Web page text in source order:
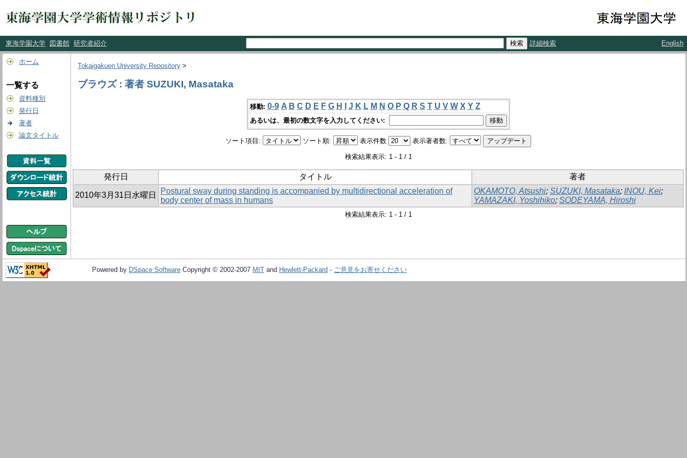
東海学園大学 図書館 研究者紹介 詳細検索 English
ホーム
一覧する
資料種別
発行日
著者
論文タイトル
Tokaigakuen University Repository >
ブラウズ : 著者 SUZUKI, Masataka
移動: 0-9 A B C D E F G H J K L M N O P Q R S T U V W X Y Z
あるいは、最初の数文字を入力してください:
ソート項目: ソート順: 表示件数 表示著者数:
検索結果表示: 1 - 1 / 1
発行日 タイトル 著者
2010年3月31日水曜日
Postural sway during standing is accompanied by multidirectional acceleration of
body center of mass in humans
OKAMOTO, Atsushi; SUZUKI, Masataka; INOU, Kei;
YAMAZAKI, Yoshihiko; SODEYAMA, Hiroshi
検索結果表示: 1 - 1 / 1
Powered by DSpace Software Copyright © 2002-2007 MIT and Hewlett-Packard - ご意見をお寄せください